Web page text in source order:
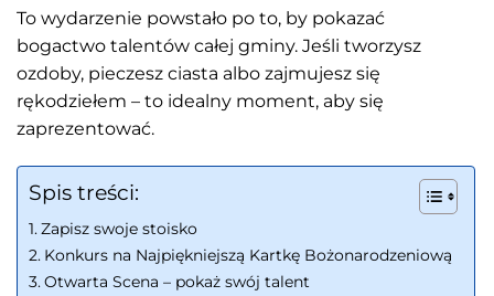
To wydarzenie powstało po to, by pokazać
bogactwo talentów całej gminy. Jeśli tworzysz
ozdoby, pieczesz ciasta albo zajmujesz się
rękodziełem – to idealny moment, aby się
zaprezentować.
Spis treści:
Zapisz swoje stoisko
Konkurs na Najpiękniejszą Kartkę Bożonarodzeniową
Otwarta Scena – pokaż swój talent